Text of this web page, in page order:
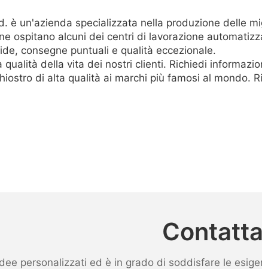
è un'azienda specializzata nella produzione delle
ospitano alcuni dei centri di lavorazione
consegne puntuali e qualità eccezionale.
qualità della vita dei nostri clienti. Richiedi
di alta qualità ai marchi più famosi al mondo.
personalizzati ed è in grado di soddisfare le